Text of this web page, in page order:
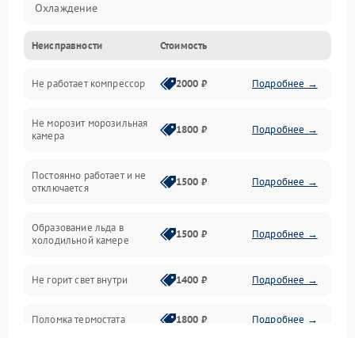
Охлаждение
Механика
Электропитание
Дренаж
Неисправности Стоимость
Не работает компрессор 2000 ₽ Подробнее →
Не морозит морозильная
камера
1800 ₽ Подробнее →
Постоянно работает и не
отключается
1500 ₽ Подробнее →
Образование льда в
холодильной камере
1500 ₽ Подробнее →
Не горит свет внутри 1400 ₽ Подробнее →
Поломка термостата 1800 ₽ Подробнее →